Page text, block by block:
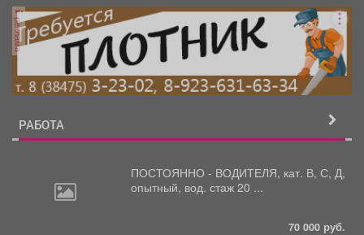
реклама
РАБОТА
ПОСТОЯННО - ВОДИТЕЛЯ, кат. В, С, Д,
опытный, вод. стаж 20 ...
70 000 руб.